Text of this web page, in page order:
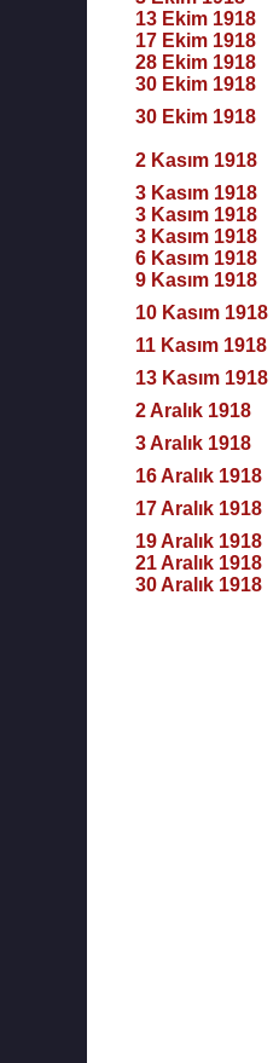
13 Ekim 1918
17 Ekim 1918
28 Ekim 1918
30 Ekim 1918
30 Ekim 1918
2 Kasım 1918
3 Kasım 1918
3 Kasım 1918
3 Kasım 1918
6 Kasım 1918
9 Kasım 1918
10 Kasım 1918
11 Kasım 1918
13 Kasım 1918
2 Aralık 1918
3 Aralık 1918
16 Aralık 1918
17 Aralık 1918
19 Aralık 1918
21 Aralık 1918
30 Aralık 1918